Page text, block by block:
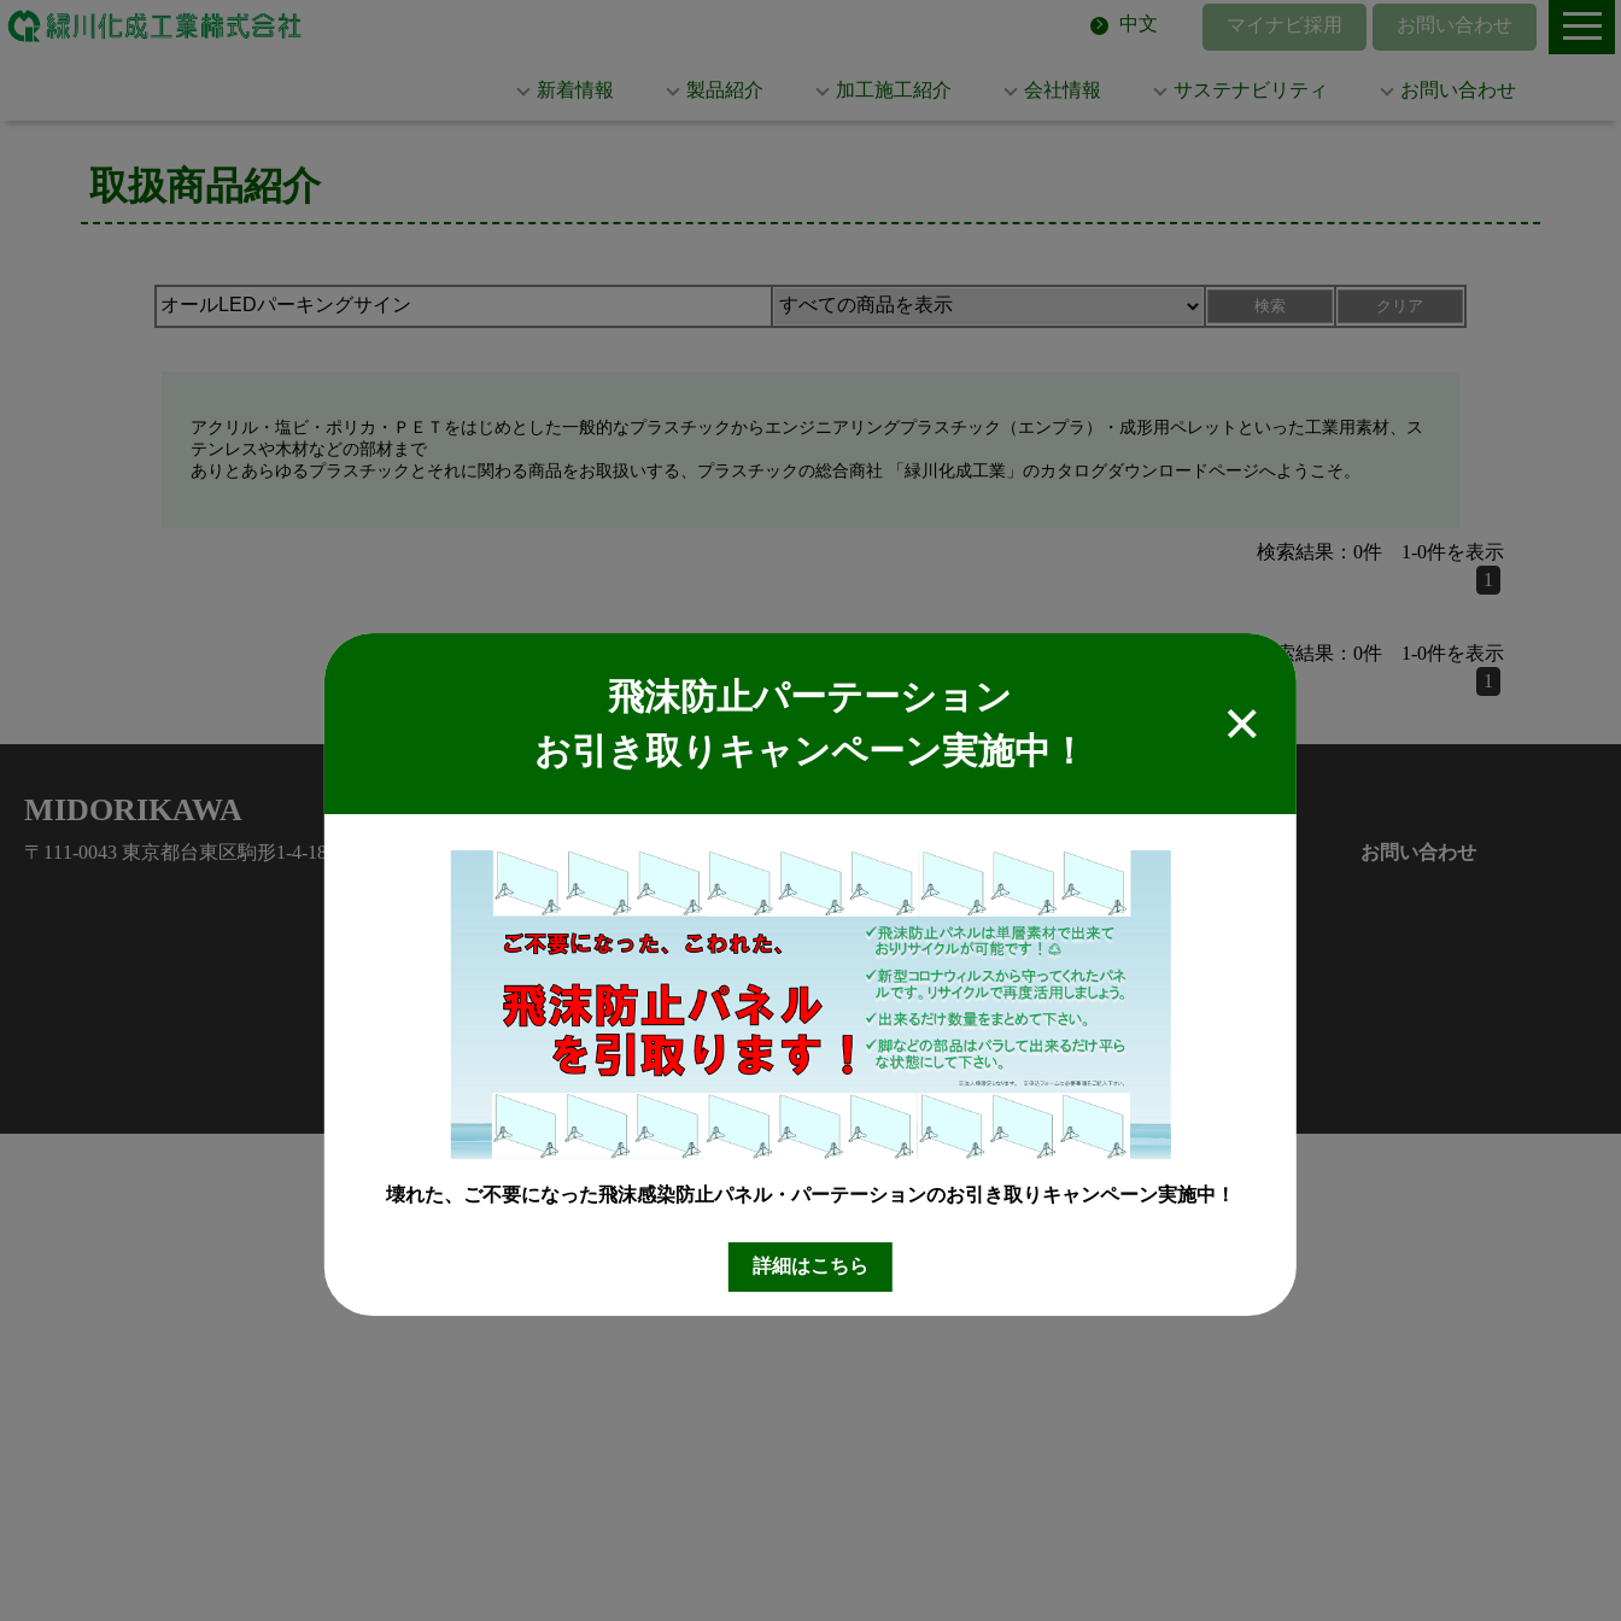
中文 マイナビ採用 お問い合わせ
新着情報 製品紹介 加工施工紹介 会社情報 サステナビリティ お問い合わせ
飛沫防止パーテーション
お引き取りキャンペーン実施中！
壊れた、ご不要になった飛沫感染防止パネル・パーテーションのお引き取りキャンペーン実施中！
詳細はこちら
取扱商品紹介
検索 クリア
アクリル・塩ビ・ポリカ・ＰＥＴをはじめとした一般的なプラスチックからエンジニアリングプラスチック（エンプラ）・成形用ペレットといった工業用素材、ス
テンレスや木材などの部材まで
ありとあらゆるプラスチックとそれに関わる商品をお取扱いする、プラスチックの総合商社 「緑川化成工業」のカタログダウンロードページへようこそ。
検索結果： 0件 1-0件を表示
1
検索結果： 0件 1-0件を表示
1
MIDORIKAWA
〒111-0043 東京都台東区駒形1-4-18 製品情報
MKブランド製品
新商品紹介
取扱製品情報
リサイクル材料
SDSダウンロード
会社情報
会社案内
新着情報
緑川化成グループ概要
サステナビリティ
マイナビ採用ページ
お問い合わせ